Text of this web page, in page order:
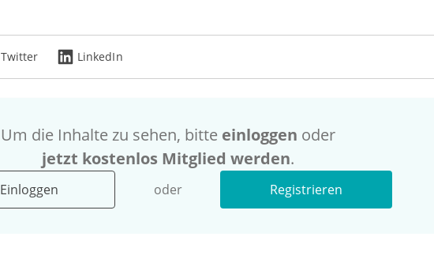
Twitter LinkedIn
Um die Inhalte zu sehen, bitte einloggen oder
jetzt kostenlos Mitglied werden.
Einloggen oder Registrieren